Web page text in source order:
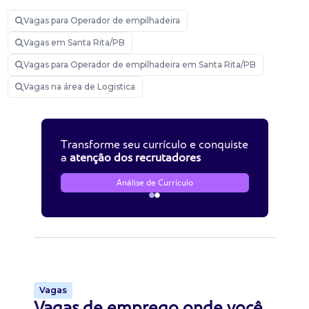
Vagas para Operador de empilhadeira
Vagas em Santa Rita/PB
Vagas para Operador de empilhadeira em Santa Rita/PB
Vagas na área de Logistica
Transforme seu currículo e conquiste
a atenção dos recrutadores
Análise de Currículo
Vagas